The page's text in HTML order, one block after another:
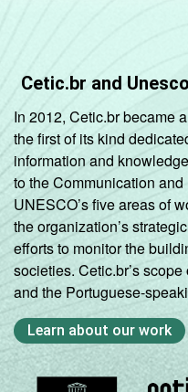
Cetic.br and Unesco
In 2012, Cetic.br became
the first of its kind
information and
to the Communication
UNESCO’s five areas of
the organization’s
efforts to monitor the
societies. Cetic.br’s
and the Portuguese-
Learn about our work